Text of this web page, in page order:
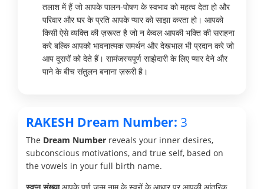
तलाश में हैं जो आपके पालन-पोषण के स्वभाव को महत्व देता हो और
परिवार और घर के प्रति आपके प्यार को साझा करता हो। आपको
किसी ऐसे व्यक्ति की ज़रूरत है जो न केवल आपकी भक्ति की सराहना
करे बल्कि आपको भावनात्मक समर्थन और देखभाल भी प्रदान करे जो
आप दूसरों को देते हैं। सामंजस्यपूर्ण साझेदारी के लिए प्यार देने और
पाने के बीच संतुलन बनाना ज़रूरी है।
RAKESH Dream Number: 3
The Dream Number reveals your inner desires,
subconscious motivations, and true self, based on
the vowels in your full birth name.